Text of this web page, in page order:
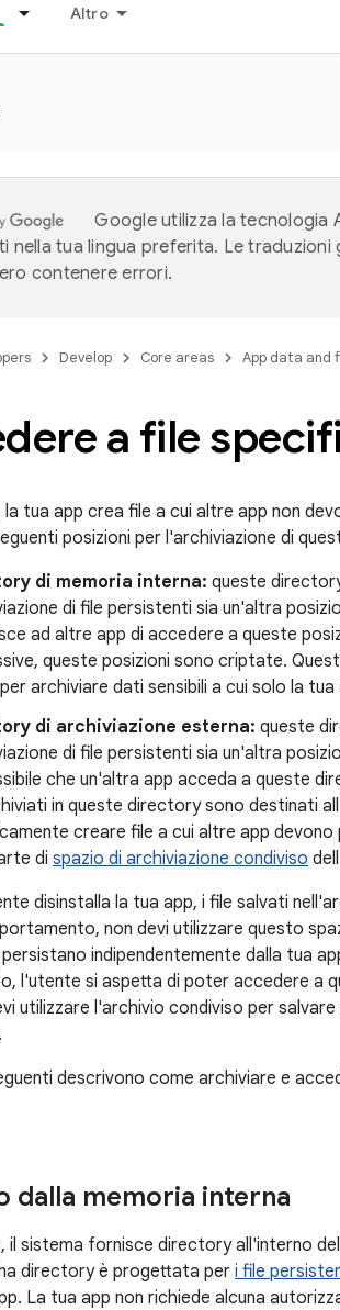
Altro
Google utilizza la tecnologia
nella tua lingua preferita. Le traduzioni
contenere errori.
Develop Core areas App data and
a file
la tua app crea file a cui altre app non
posizioni per l'archiviazione di
di memoria interna: queste
di file persistenti sia un'altra
ad altre app di accedere a queste
queste posizioni sono criptate.
archiviare dati sensibili a cui solo la
di archiviazione esterna: queste
di file persistenti sia un'altra
che un'altra app acceda a queste
in queste directory sono destinati
creare file a cui altre app
di spazio di archiviazione condiviso
disinstalla la tua app, i file salvati
non devi utilizzare questo
indipendentemente dalla tua
l'utente si aspetta di poter accedere a
utilizzare l'archivio condiviso per salvare
descrivono come archiviare e
dalla memoria interna
il sistema fornisce directory all'interno
directory è progettata per i file
La tua app non richiede alcuna